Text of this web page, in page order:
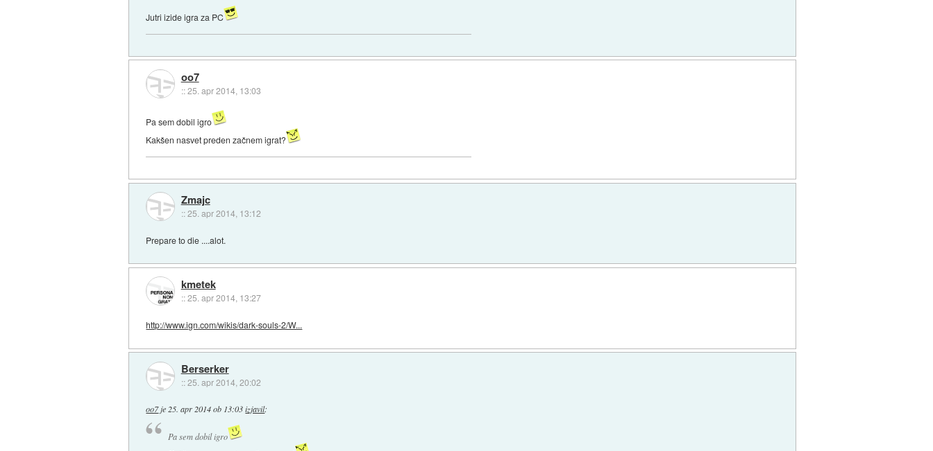
Jutri izide igra za PC
oo7
::25. apr 2014, 13:03
Pa sem dobil igro
Kakšen nasvet preden začnem igrat?
Zmajc
::25. apr 2014, 13:12
Prepare to die ....alot.
kmetek
::25. apr 2014, 13:27
http://www.ign.com/wikis/dark-souls-2/W...
Berserker
::25. apr 2014, 20:02
oo7je 25. apr 2014 ob 13:03 izjavil:
Pa sem dobil igro